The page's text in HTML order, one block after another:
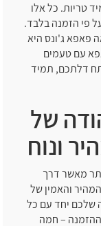
טריות. כל אלו
פי הזמנה בלבד.
פאפא ג'ונס היא
עם טעמים
דלתכם, תמיד
של
ונוח
מאשר דרך
והאמין של
שלכם יחד עם כל
30 דקות מרגע ההזמנה – חמה